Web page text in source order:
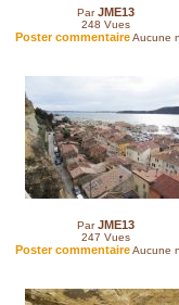
ParJME13
248 Vues
Poster commentaireAucune
ParJME13
247 Vues
Poster commentaireAucune